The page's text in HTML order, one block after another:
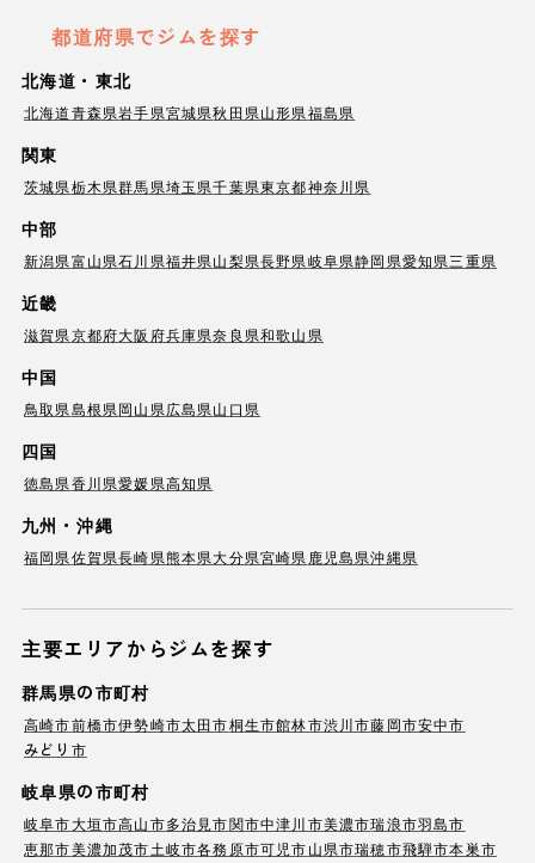
都道府県でジムを探す
北海道・東北
北海道青森県岩手県宮城県秋田県山形県福島県
関東
茨城県栃木県群馬県埼玉県千葉県東京都神奈川県
中部
新潟県富山県石川県福井県山梨県長野県岐阜県静岡県愛知県三重県
近畿
滋賀県京都府大阪府兵庫県奈良県和歌山県
中国
鳥取県島根県岡山県広島県山口県
四国
徳島県香川県愛媛県高知県
九州・沖縄
福岡県佐賀県長崎県熊本県大分県宮崎県 鹿児島県沖縄県
主要エリアからジムを探す
群馬県の市町村
高崎市前橋市伊勢崎市太田市桐生市館林市渋川市藤岡市安中市
みどり市
岐阜県の市町村
岐阜市大垣市高山市多治見市関市中津川市美濃市瑞浪市羽島市
恵那市美濃加茂市土岐市各務原市可児市山県市瑞穂市飛騨市本巣市